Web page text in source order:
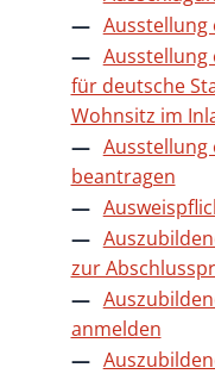
Ausstellung
Ausstellung
für deutsche
Wohnsitz im
Ausstellung
beantragen
zur
anmelden